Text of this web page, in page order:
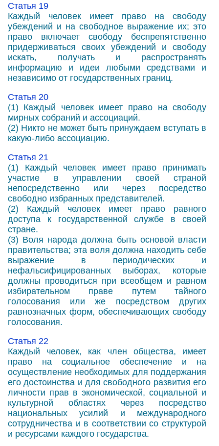
Статья 19
Каждый человек имеет право на свободу
убеждений и на свободное выражение их; это
право включает свободу беспрепятственно
придерживаться своих убеждений и свободу
искать, получать и распространять
информацию и идеи любыми средствами и
независимо от государственных границ.
Статья 20
(1) Каждый человек имеет право на свободу
мирных собраний и ассоциаций.
(2) Никто не может быть принуждаем вступать в
какую-либо ассоциацию.
Статья 21
(1) Каждый человек имеет право принимать
участие в управлении своей страной
непосредственно или через посредство
свободно избранных представителей.
(2) Каждый человек имеет право равного
доступа к государственной службе в своей
стране.
(3) Воля народа должна быть основой власти
правительства; эта воля должна находить себе
выражение в периодических и
нефальсифицированных выборах, которые
должны проводиться при всеобщем и равном
избирательном праве путем тайного
голосования или же посредством других
равнозначных форм, обеспечивающих свободу
голосования.
Статья 22
Каждый человек, как член общества, имеет
право на социальное обеспечение и на
осуществление необходимых для поддержания
его достоинства и для свободного развития его
личности прав в экономической, социальной и
культурной областях через посредство
национальных усилий и международного
сотрудничества и в соответствии со структурой
и ресурсами каждого государства.